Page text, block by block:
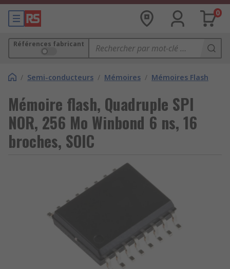
0
Références fabricant
/ Semi-conducteurs / Mémoires / Mémoires Flash
Mémoire flash, Quadruple SPI
NOR, 256 Mo Winbond 6 ns, 16
broches, SOIC